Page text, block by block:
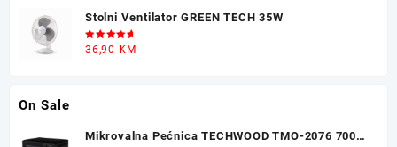
Stolni Ventilator GREEN TECH 35W
Ocjenjeno
5.00 od 5
36,90 KM
On Sale
Mikrovalna Pećnica TECHWOOD TMO-2076 700W